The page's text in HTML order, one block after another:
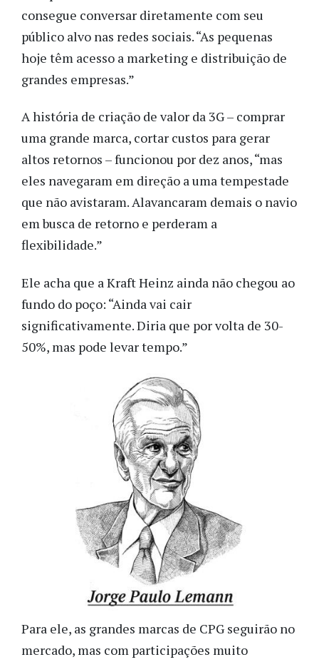
consegue conversar diretamente com seu
público alvo nas redes sociais. “As pequenas
hoje têm acesso a marketing e distribuição de
grandes empresas.”
A história de criação de valor da 3G – comprar
uma grande marca, cortar custos para gerar
altos retornos – funcionou por dez anos, “mas
eles navegaram em direção a uma tempestade
que não avistaram. Alavancaram demais o navio
em busca de retorno e perderam a
flexibilidade.”
Ele acha que a Kraft Heinz ainda não chegou ao
fundo do poço: “Ainda vai cair
significativamente. Diria que por volta de 30-
50%, mas pode levar tempo.”
Para ele, as grandes marcas de CPG seguirão no
mercado, mas com participações muito